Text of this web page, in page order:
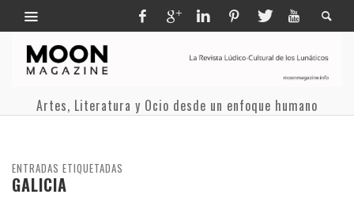
Artes, Literatura y Ocio desde un enfoque humano
ENTRADAS ETIQUETADAS
GALICIA